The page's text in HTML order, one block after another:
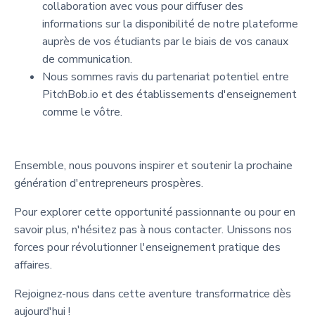
collaboration avec vous pour diffuser des
informations sur la disponibilité de notre plateforme
auprès de vos étudiants par le biais de vos canaux
de communication.
Nous sommes ravis du partenariat potentiel entre
PitchBob.io et des établissements d'enseignement
comme le vôtre.
Ensemble, nous pouvons inspirer et soutenir la prochaine
génération d'entrepreneurs prospères.
Pour explorer cette opportunité passionnante ou pour en
savoir plus, n'hésitez pas à nous contacter. Unissons nos
forces pour révolutionner l'enseignement pratique des
affaires.
Rejoignez-nous dans cette aventure transformatrice dès
aujourd'hui !